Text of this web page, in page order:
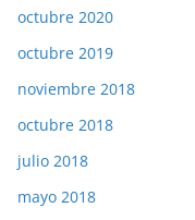
octubre 2020
octubre 2019
noviembre 2018
octubre 2018
julio 2018
mayo 2018